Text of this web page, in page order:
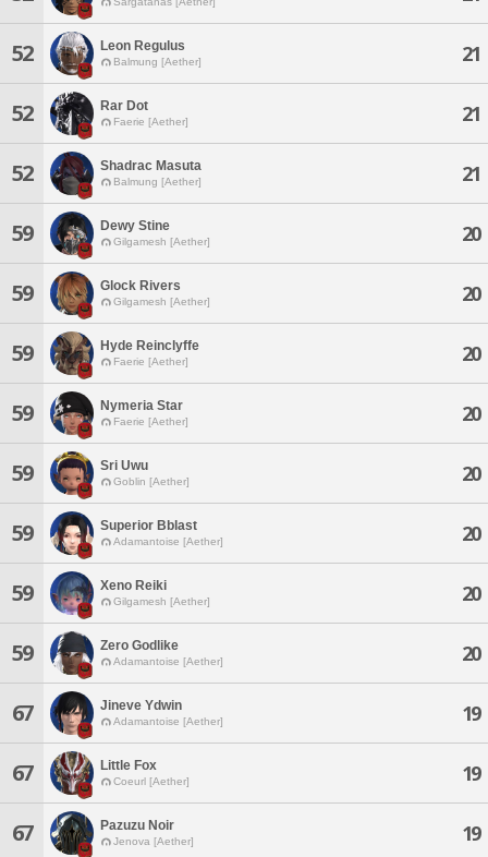
52 Leon Regulus
Balmung [Aether] 21
52 Rar Dot
Faerie [Aether] 21
52 Shadrac Masuta
Balmung [Aether] 21
59 Dewy Stine
Gilgamesh [Aether] 20
59 Glock Rivers
Gilgamesh [Aether] 20
59 Hyde Reinclyffe
Faerie [Aether] 20
59 Nymeria Star
Faerie [Aether] 20
59 Sri Uwu
Goblin [Aether] 20
59 Superior Bblast
Adamantoise [Aether] 20
59 Xeno Reiki
Gilgamesh [Aether] 20
59 Zero Godlike
Adamantoise [Aether] 20
67 Jineve Ydwin
Adamantoise [Aether] 19
67 Little Fox
Coeurl [Aether] 19
67 Pazuzu Noir
Jenova [Aether] 19